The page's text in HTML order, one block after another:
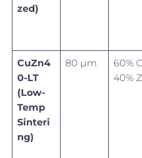
zed)
CuZn4
0-LT
(Low-
Temp
Sinteri
ng)
80 µm
60%
40%